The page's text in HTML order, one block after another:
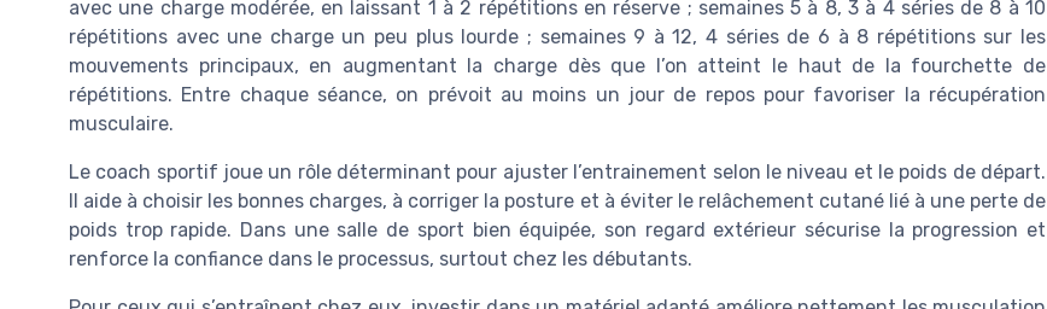
avec une charge modérée, en laissant 1 à 2 répétitions en réserve ; semaines 5 à 8, 3 à 4 séries de 8 à 10
répétitions avec une charge un peu plus lourde ; semaines 9 à 12, 4 séries de 6 à 8 répétitions sur les
mouvements principaux, en augmentant la charge dès que l’on atteint le haut de la fourchette de
répétitions. Entre chaque séance, on prévoit au moins un jour de repos pour favoriser la récupération
musculaire.
Le coach sportif joue un rôle déterminant pour ajuster l’entrainement selon le niveau et le poids de départ.
Il aide à choisir les bonnes charges, à corriger la posture et à éviter le relâchement cutané lié à une perte de
poids trop rapide. Dans une salle de sport bien équipée, son regard extérieur sécurise la progression et
renforce la confiance dans le processus, surtout chez les débutants.